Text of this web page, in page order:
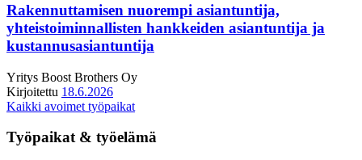
Rakennuttamisen nuorempi asiantuntija,
yhteistoiminnallisten hankkeiden asiantuntija ja
kustannusasiantuntija
Yritys Boost Brothers Oy
Kirjoitettu 18.6.2026
Kaikki avoimet työpaikat
Työpaikat & työelämä